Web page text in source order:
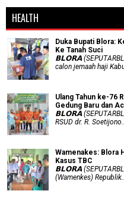
HEALTH
Duka Bupati Blora:
Ke Tanah Suci
𝗕𝗟𝗢𝗥𝗔
calon jemaah haji
Ulang Tahun ke-76
Gedung Baru dan
𝗕𝗟𝗢𝗥𝗔
RSUD dr. R.
Wamenakes: Blora
Kasus TBC
𝗕𝗟𝗢𝗥𝗔
(Wamenkes)